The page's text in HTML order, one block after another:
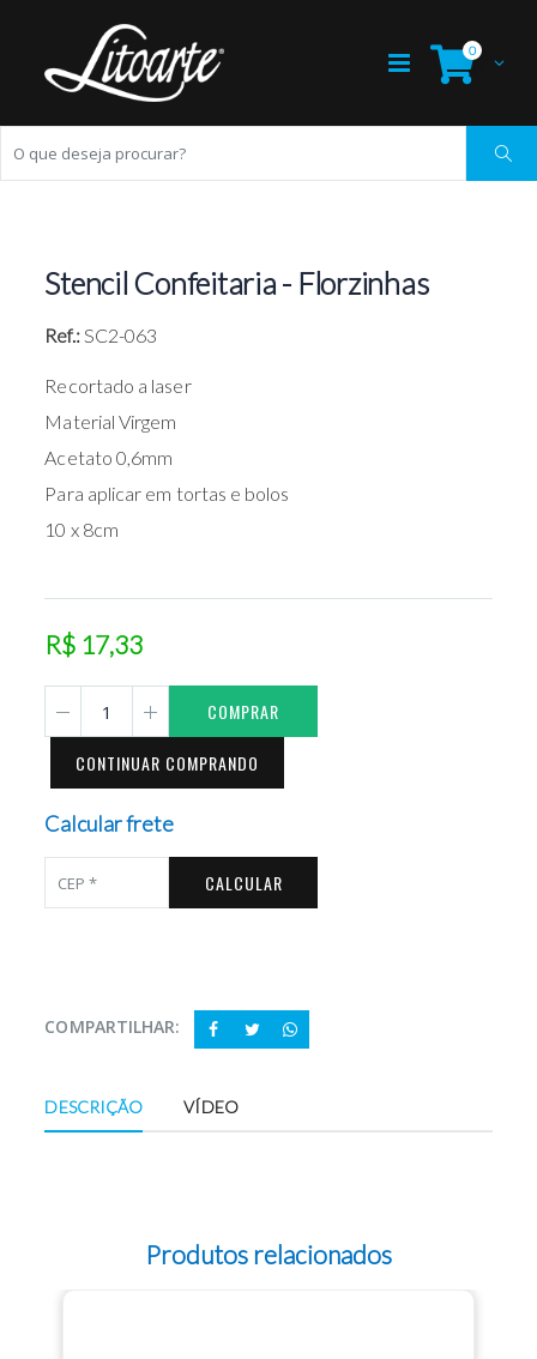
0
Stencil Confeitaria - Florzinhas
Ref.:SC2-063
Recortado a laser
Material Virgem
Acetato 0,6mm
Para aplicar em tortas e bolos
10 x 8cm
R$ 17,33
COMPRAR
CONTINUAR COMPRANDO
Calcular frete
CALCULAR
COMPARTILHAR:
DESCRIÇÃO VÍDEO
Produtos relacionados